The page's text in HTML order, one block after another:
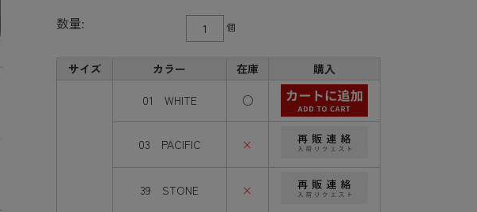
数量: 個
サイズ カラー 在庫
購入
01 WHITE
○
03 PACIFIC ×
39 STONE ×